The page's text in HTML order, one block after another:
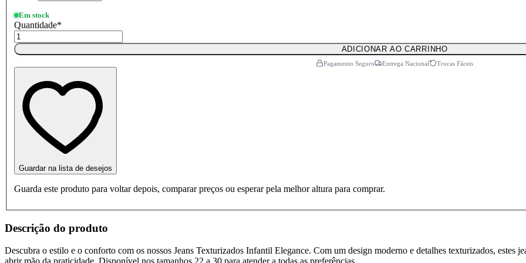
Em stock
Quantidade*
ADICIONAR AO CARRINHO
Pagamento Seguro Entrega Nacional Trocas Fáceis
Guardar na lista de desejos
Guarda este produto para voltar depois, comparar preços ou esperar pela melhor altura para comprar.
Descrição do produto
Descubra o estilo e o conforto com os nossos Jeans Texturizados Infantil Elegance. Com um design moderno e detalhes texturizados, estes